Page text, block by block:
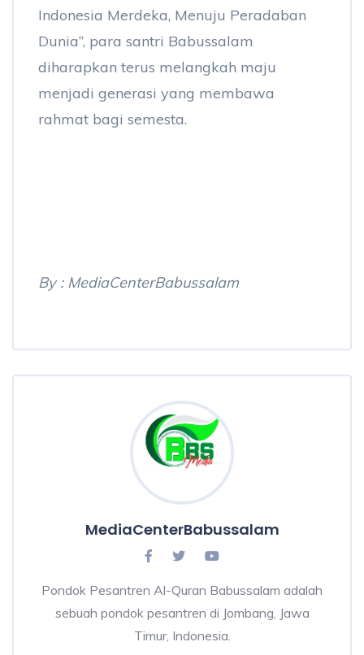
Indonesia Merdeka, Menuju Peradaban
Dunia”, para santri Babussalam
diharapkan terus melangkah maju
menjadi generasi yang membawa
rahmat bagi semesta.
By : MediaCenterBabussalam
MediaCenterBabussalam
Pondok Pesantren Al-Quran Babussalam adalah
sebuah pondok pesantren di Jombang, Jawa
Timur, Indonesia.